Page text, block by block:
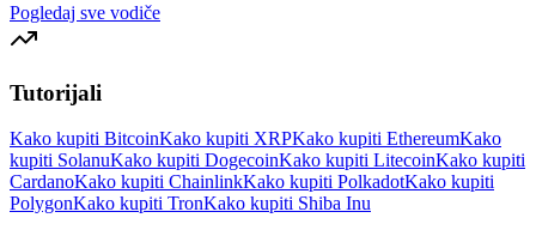
Pogledaj sve vodiče
Tutorijali
Kako kupiti BitcoinKako kupiti XRPKako kupiti EthereumKako
kupiti SolanuKako kupiti DogecoinKako kupiti LitecoinKako kupiti
CardanoKako kupiti ChainlinkKako kupiti PolkadotKako kupiti
PolygonKako kupiti TronKako kupiti Shiba Inu